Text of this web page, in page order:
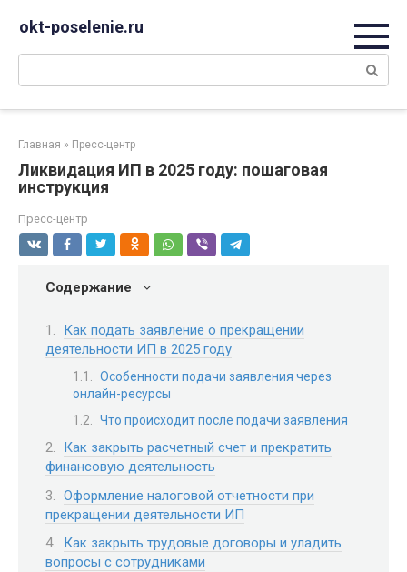
okt-poselenie.ru
Поиск:
Главная » Пресс-центр
Ликвидация ИП в 2025 году: пошаговая
инструкция
Пресс-центр
Содержание
Как подать заявление о прекращении
деятельности ИП в 2025 году
Особенности подачи заявления через
онлайн-ресурсы
Что происходит после подачи заявления
Как закрыть расчетный счет и прекратить
финансовую деятельность
Оформление налоговой отчетности при
прекращении деятельности ИП
Как закрыть трудовые договоры и уладить
вопросы с сотрудниками